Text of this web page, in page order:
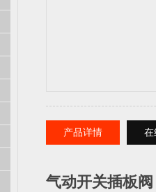
产品详情 在
气动开关插板